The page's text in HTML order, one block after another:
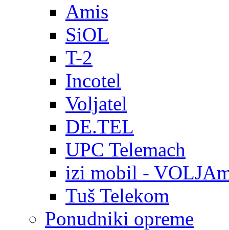
Amis
SiOL
T-2
Incotel
Voljatel
DE.TEL
UPC Telemach
izi mobil -
Tuš Telekom
Ponudniki opreme